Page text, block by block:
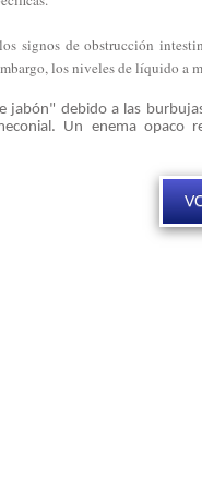
signos de obstrucción
los niveles de líquido a
jabón" debido a las
Un enema opaco